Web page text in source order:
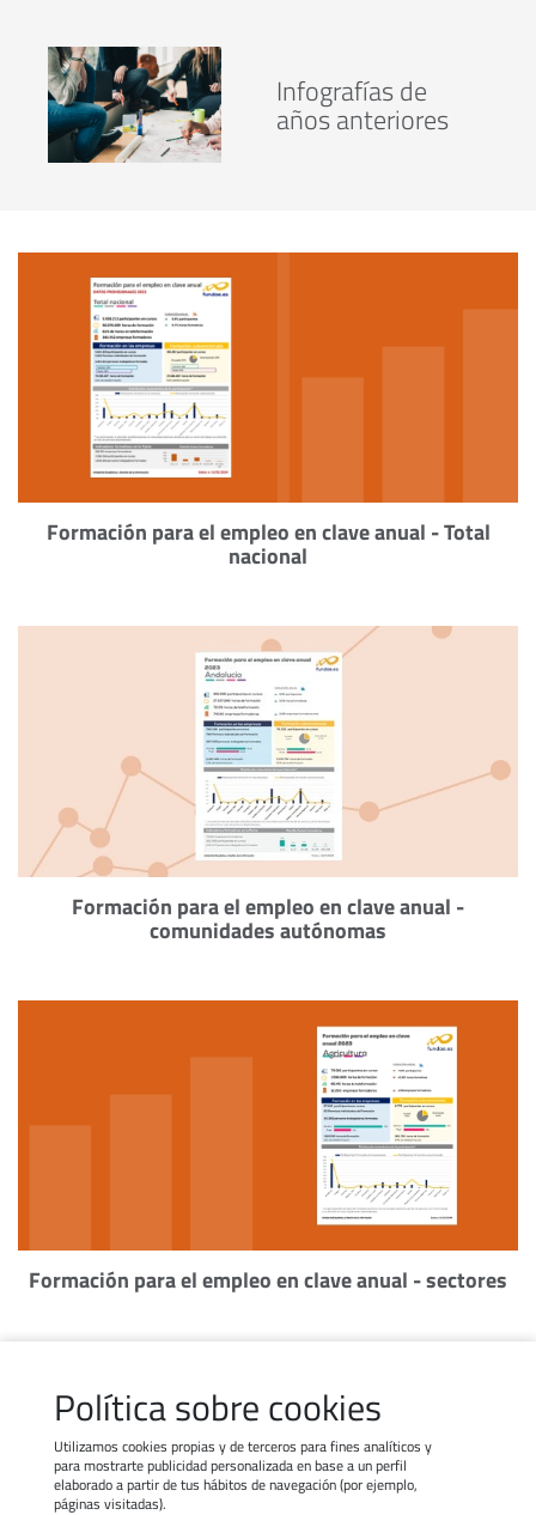
Política sobre cookies
Utilizamos cookies propias y de terceros para fines analíticos y
para mostrarte publicidad personalizada en base a un perfil
elaborado a partir de tus hábitos de navegación (por ejemplo,
páginas visitadas).
Infografías de
años anteriores
Formación para el empleo en clave anual - Total
nacional
Formación para el empleo en clave anual -
comunidades autónomas
Formación para el empleo en clave anual - sectores
Contacto Trabaja con nosotros